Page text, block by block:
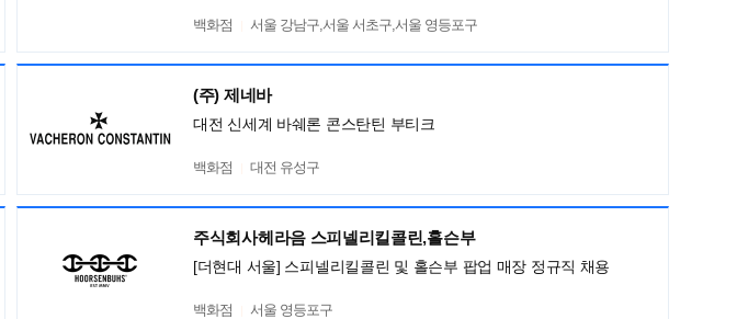
백화점 서울 강남구,서울 서초구,서울 영등포구
(주) 제네바
대전 신세계 바쉐론 콘스탄틴 부티크
백화점 대전 유성구
주식회사헤라음 스피넬리킬콜린,홀슨부
[더현대 서울] 스피넬리킬콜린 및 홀슨부 팝업 매장 정규직 채용
백화점 서울 영등포구